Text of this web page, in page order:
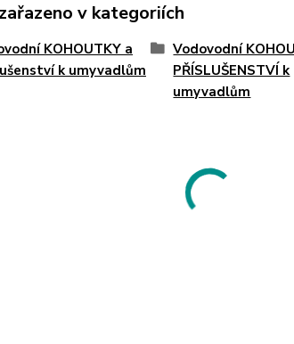
v kategoriích
KOHOUTKY a
k umyvadlům
Vodovodní
PŘÍSLUŠENSTVÍ k
umyvadlům